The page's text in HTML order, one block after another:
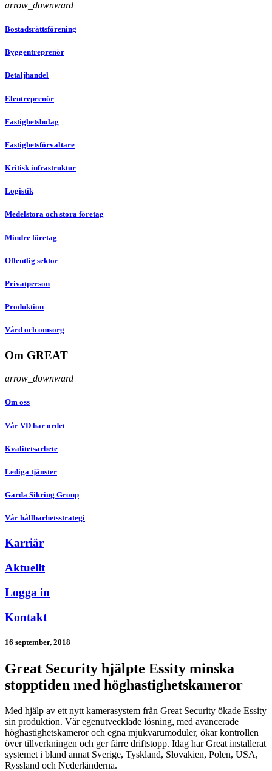
arrow_downward
Bostadsrättsförening
Byggentreprenör
Detaljhandel
Elentreprenör
Fastighetsbolag
Fastighetsförvaltare
Kritisk infrastruktur
Logistik
Medelstora och stora företag
Mindre företag
Offentlig sektor
Privatperson
Produktion
Vård och omsorg
Om GREAT
arrow_downward
Om oss
Vår VD har ordet
Kvalitetsarbete
Lediga tjänster
Garda Sikring Group
Vår hållbarhetsstrategi
Karriär
Aktuellt
Logga in
Kontakt
16 september, 2018
Great Security hjälpte Essity minska
stopptiden med höghastighetskameror
Med hjälp av ett nytt kamerasystem från Great Security ökade Essity
sin produktion. Vår egenutvecklade lösning, med avancerade
höghastighetskameror och egna mjukvarumoduler, ökar kontrollen
över tillverkningen och ger färre driftstopp. Idag har Great installerat
systemet i bland annat Sverige, Tyskland, Slovakien, Polen, USA,
Ryssland och Nederländerna.